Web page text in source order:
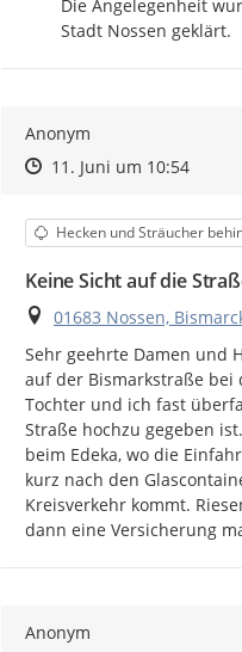
Die Angelegenheit
Stadt Nossen geklärt.
Anonym
Zeitpunkt des Erstellens
Zeitpunkt des Erstellens
11. Juni um 10:54Zur
Kategorie
Hecken und Sträucher
Keine Sicht auf die
Ort
01683 Nossen,
Sehr geehrte Damen und
auf der Bismarkstraße bei
Tochter und ich fast
Straße hochzu gegeben
beim Edeka, wo die
kurz nach den
Kreisverkehr kommt.
dann eine Versicherung
Anonym